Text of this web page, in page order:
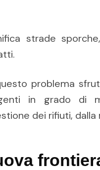
strade
problema
in grado di
dei rifiuti, dalla